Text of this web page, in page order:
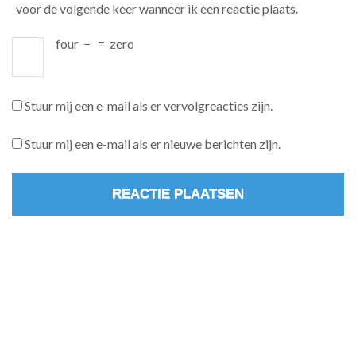
voor de volgende keer wanneer ik een reactie plaats.
four − = zero
Stuur mij een e-mail als er vervolgreacties zijn.
Stuur mij een e-mail als er nieuwe berichten zijn.